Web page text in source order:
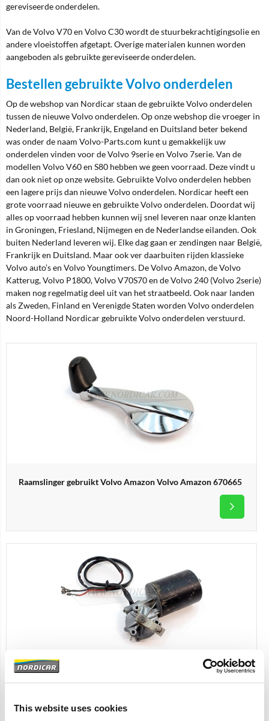
This website uses cookies
gereviseerde onderdelen.
Van de Volvo V70 en Volvo C30 wordt de stuurbekrachtigingsolie en
andere vloeistoffen afgetapt. Overige materialen kunnen worden
aangeboden als gebruikte gereviseerde onderdelen.
Bestellen gebruikte Volvo onderdelen
Op de webshop van Nordicar staan de gebruikte Volvo onderdelen
tussen de nieuwe Volvo onderdelen. Op onze webshop die vroeger in
Nederland, België, Frankrijk, Engeland en Duitsland beter bekend
was onder de naam Volvo-Parts.com kunt u gemakkelijk uw
onderdelen vinden voor de Volvo 9serie en Volvo 7serie. Van de
modellen Volvo V60 en S80 hebben we geen voorraad. Deze vindt u
dan ook niet op onze website. Gebruikte Volvo onderdelen hebben
een lagere prijs dan nieuwe Volvo onderdelen. Nordicar heeft een
grote voorraad nieuwe en gebruikte Volvo onderdelen. Doordat wij
alles op voorraad hebben kunnen wij snel leveren naar onze klanten
in Groningen, Friesland, Nijmegen en de Nederlandse eilanden. Ook
buiten Nederland leveren wij. Elke dag gaan er zendingen naar België,
Frankrijk en Duitsland. Maar ook ver daarbuiten rijden klassieke
Volvo auto’s en Volvo Youngtimers. De Volvo Amazon, de Volvo
Katterug, Volvo P1800, Volvo V70S70 en de Volvo 240 (Volvo 2serie)
maken nog regelmatig deel uit van het straatbeeld. Ook naar landen
als Zweden, Finland en Verenigde Staten worden Volvo onderdelen
Noord-Holland Nordicar gebruikte Volvo onderdelen verstuurd.
Raamslinger gebruikt Volvo Amazon Volvo Amazon 670665
Ruitenwissermotor gebruikt Voorzijde Volvo Amazon